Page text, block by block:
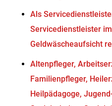
Als
Servicedienstleister
Geldwäscheaufsicht
Altenpfleger,
Familienpfleger,
Heilpädagoge,